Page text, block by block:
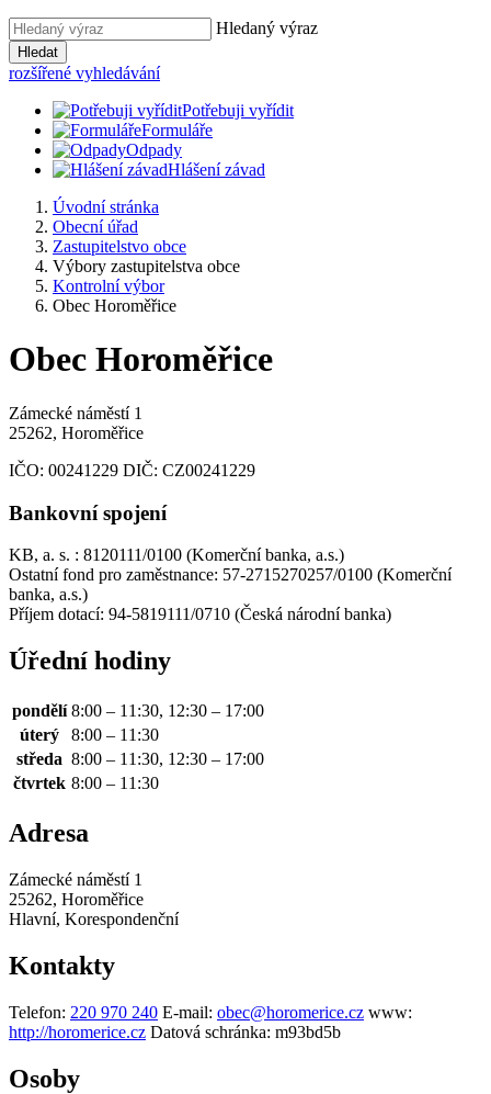
Hledaný výraz
Hledat
rozšířené vyhledávání
Potřebuji vyřídit
Formuláře
Odpady
Hlášení závad
Úvodní stránka
Obecní úřad
Zastupitelstvo obce
Výbory zastupitelstva obce
Kontrolní výbor
Obec Horoměřice
Obec Horoměřice
Zámecké náměstí 1
25262, Horoměřice
IČO: 00241229 DIČ: CZ00241229
Bankovní spojení
KB, a. s. : 8120111/0100 (Komerční banka, a.s.)
Ostatní fond pro zaměstnance: 57-2715270257/0100 (Komerční
banka, a.s.)
Příjem dotací: 94-5819111/0710 (Česká národní banka)
Úřední hodiny
pondělí 8:00 – 11:30, 12:30 – 17:00
úterý
8:00 – 11:30
středa 8:00 – 11:30, 12:30 – 17:00
čtvrtek 8:00 – 11:30
Adresa
Zámecké náměstí 1
25262, Horoměřice
Hlavní, Korespondenční
Kontakty
Telefon: 220 970 240 E-mail: obec@horomerice.cz www:
http://horomerice.cz Datová schránka: m93bd5b
Osoby